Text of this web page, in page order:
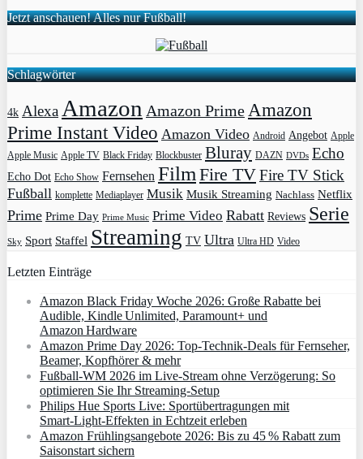
Jetzt anschauen! Alles nur Fußball!
Schlagwörter
4k AlexaAmazon Amazon PrimeAmazon
Prime Instant Video Amazon Video Android Angebot Apple
Apple Music Apple TV Black Friday Blockbuster Bluray DAZN DVDs Echo
Echo Dot Echo Show Fernsehen FilmFire TVFire TV Stick
Fußball komplette Mediaplayer Musik Musik Streaming Nachlass Netflix
Prime Prime Day Prime Music Prime Video Rabatt Reviews Serie
Sky Sport Staffel Streaming TV Ultra Ultra HD Video
Letzten Einträge
Amazon Black Friday Woche 2026: Große Rabatte bei
Audible, Kindle Unlimited, Paramount+ und
Amazon Hardware
Amazon Prime Day 2026: Top-Technik-Deals für Fernseher,
Beamer, Kopfhörer & mehr
Fußball-WM 2026 im Live-Stream ohne Verzögerung: So
optimieren Sie Ihr Streaming-Setup
Philips Hue Sports Live: Sportübertragungen mit
Smart‑Light‑Effekten in Echtzeit erleben
Amazon Frühlingsangebote 2026: Bis zu 45 % Rabatt zum
Saisonstart sichern